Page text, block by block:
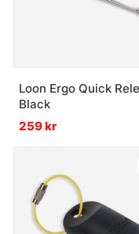
Loon Ergo Quick
Black
259 kr